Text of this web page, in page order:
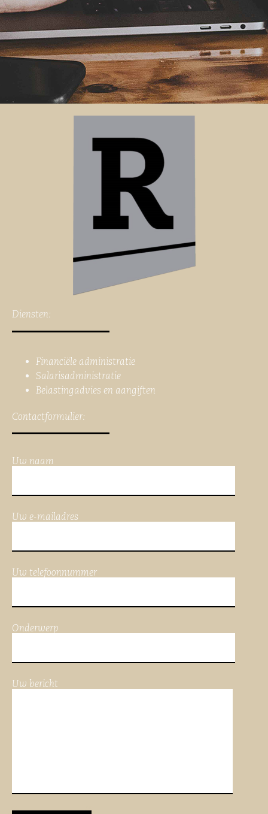
Diensten:
Financiële administratie
Salarisadministratie
Belastingadvies en aangiften
Contactformulier:
Uw naam
Uw e-mailadres
Uw telefoonnummer
Onderwerp
Uw bericht